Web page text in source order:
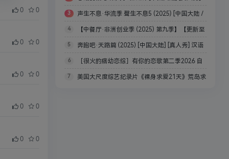
0 0
0 0
0 0
0 0
0 0
汉语普通话 / 暂无 高分
3 声生不息·华流季 聲生不息5 (2025) [中国大陆 /
中国香港 / 中国台湾] [音乐 / 真人秀] 汉语普通话 / 粤
语 / 英语
4 【中餐厅·非洲创业季 (2025) 第九季】【更新至
0919期全】【真人秀】单集2G
5 奔跑吧·天路篇 (2025) [中国大陆] [真人秀] 汉语
普通话 / 4K
6 ［很火的痞幼恋综］有你的恋歌第二季2026 自
动更新最新一集附带第一季全集
7 美国大尺度综艺纪录片《裸身求爱21天》荒岛求